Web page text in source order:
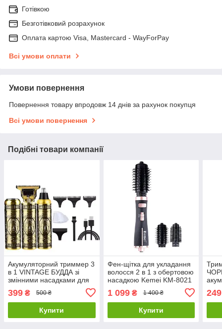
Готівкою
Безготівковий розрахунок
Оплата картою Visa, Mastercard - WayForPay
Всі умови оплати
Умови повернення
Повернення товару впродовж 14 днів за рахунок покупця
Всі умови повернення
Подібні товари компанії
Акумуляторний триммер 3
в 1 VINTAGE БУДДА зі
змінними насадками для
сітчастою бритвою
399 ₴ 500 ₴
Купити
Фен-щітка для укладання
волосся 2 в 1 з обертовою
насадкою Kemei KM-8021
1 099₴ 1 400 ₴
Купити
249